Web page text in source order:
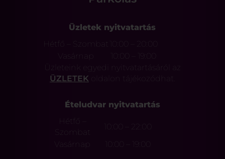
Üzletek nyitvatartás
Hétfő – Szombat
10:00 – 20:00
Vasárnap
Üzleteink egyedi nyitvatartásáról az
ÜZLETEK oldalon tájékozódhat.
Ételudvar nyitvatartás
Hétfő –
Szombat
10:00 – 22:00
Vasárnap